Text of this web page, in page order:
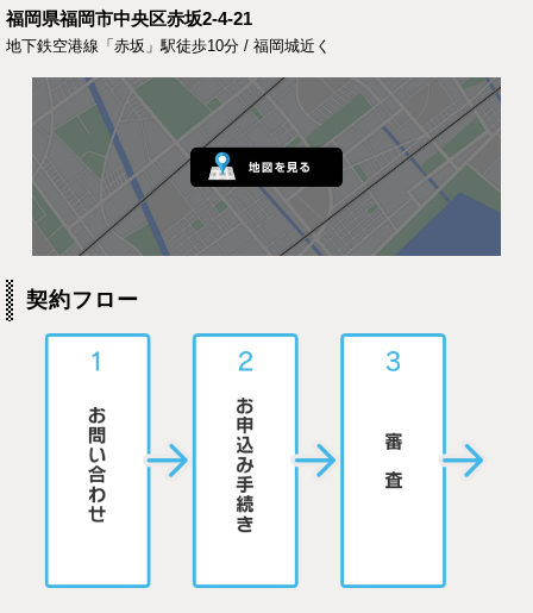
福岡県福岡市中央区赤坂2-4-21
地下鉄空港線「赤坂」駅徒歩10分 / 福岡城近く
契約フロー